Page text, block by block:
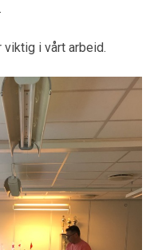
viktig i vårt arbeid.